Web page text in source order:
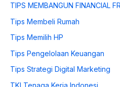
TIPS MEMBANGUN FINANCIAL
Tips Membeli Rumah
Tips Memilih HP
Tips Pengelolaan Keuangan
Tips Strategi Digital Marketing
TKI Tenaga Kerja Indonesi